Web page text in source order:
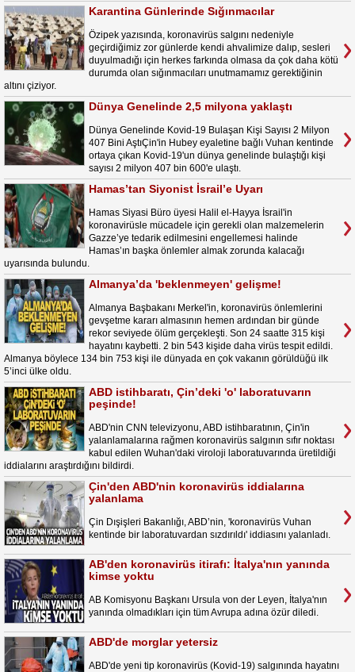
Karantina Günlerinde Sığınmacılar
Özipek yazısında, koronavirüs salgını nedeniyle
geçirdiğimiz zor günlerde kendi ahvalimize dalıp, sesleri
duyulmadığı için herkes farkında olmasa da çok daha kötü
durumda olan sığınmacıları unutmamamız gerektiğinin
altını çiziyor.
Dünya Genelinde 2,5 milyona yaklaştı
Dünya Genelinde Kovid-19 Bulaşan Kişi Sayısı 2 Milyon
407 Bini AştıÇin'in Hubey eyaletine bağlı Vuhan kentinde
ortaya çıkan Kovid-19'un dünya genelinde bulaştığı kişi
sayısı 2 milyon 407 bin 600'e ulaştı.
Hamas’tan Siyonist İsrail’e Uyarı
Hamas Siyasi Büro üyesi Halil el-Hayya İsrail'in
koronavirüsle mücadele için gerekli olan malzemelerin
Gazze’ye tedarik edilmesini engellemesi halinde
Hamas’ın başka önlemler almak zorunda kalacağı
uyarısında bulundu.
Almanya’da 'beklenmeyen' gelişme!
Almanya Başbakanı Merkel'in, koronavirüs önlemlerini
gevşetme kararı almasının hemen ardından bir günde
rekor seviyede ölüm gerçekleşti. Son 24 saatte 315 kişi
hayatını kaybetti. 2 bin 543 kişide daha virüs tespit edildi.
Almanya böylece 134 bin 753 kişi ile dünyada en çok vakanın görüldüğü ilk
5’inci ülke oldu.
ABD istihbaratı, Çin’deki 'o' laboratuvarın
peşinde!
ABD'nin CNN televizyonu, ABD istihbaratının, Çin'in
yalanlamalarına rağmen koronavirüs salgının sıfır noktası
kabul edilen Wuhan'daki viroloji laboratuvarında üretildiği
iddialarını araştırdığını bildirdi.
Çin'den ABD'nin koronavirüs iddialarına
yalanlama
Çin Dışişleri Bakanlığı, ABD’nin, 'koronavirüs Vuhan
kentinde bir laboratuvardan sızdırıldı' iddiasını yalanladı.
AB'den koronavirüs itirafı: İtalya'nın yanında
kimse yoktu
AB Komisyonu Başkanı Ursula von der Leyen, İtalya'nın
yanında olmadıkları için tüm Avrupa adına özür diledi.
ABD'de morglar yetersiz
ABD'de yeni tip koronavirüs (Kovid-19) salgınında hayatını